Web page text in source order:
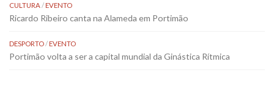
CULTURA/EVENTO
Ricardo Ribeiro canta na Alameda em Portimão
DESPORTO/EVENTO
Portimão volta a ser a capital mundial da Ginástica Rítmica